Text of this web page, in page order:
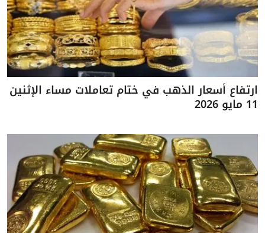
ارتفاع أسعار الذهب في ختام تعاملات مساء الإثنين
11 مايو 2026